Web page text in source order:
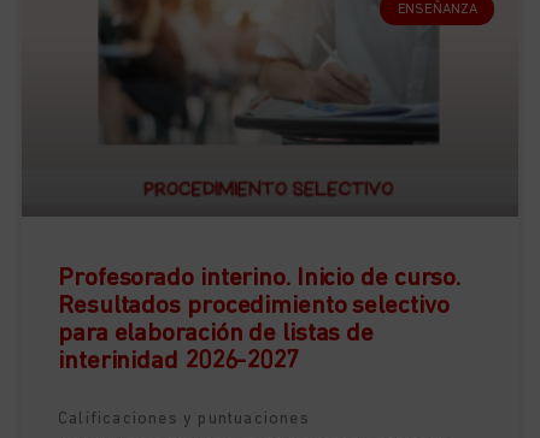
ENSEÑANZA
Profesorado interino. Inicio de curso.
Resultados procedimiento selectivo
para elaboración de listas de
interinidad 2026-2027
Calificaciones y puntuaciones